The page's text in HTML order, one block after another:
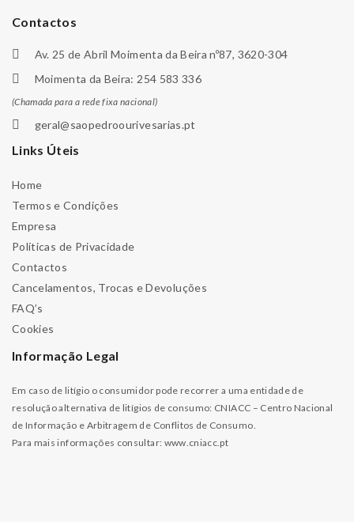
Contactos
Av. 25 de Abril Moimenta da Beira nº87, 3620-304
Moimenta da Beira: 254 583 336
(Chamada para a rede fixa nacional)
geral@saopedroourivesarias.pt
Links Úteis
Home
Termos e Condições
Empresa
Políticas de Privacidade
Contactos
Cancelamentos, Trocas e Devoluções
FAQ’s
Cookies
Informação Legal
Em caso de litígio o consumidor pode recorrer a uma entidade de
resolução alternativa de litígios de consumo: CNIACC – Centro Nacional
de Informação e Arbitragem de Conflitos de Consumo.
Para mais informações consultar: www.cniacc.pt